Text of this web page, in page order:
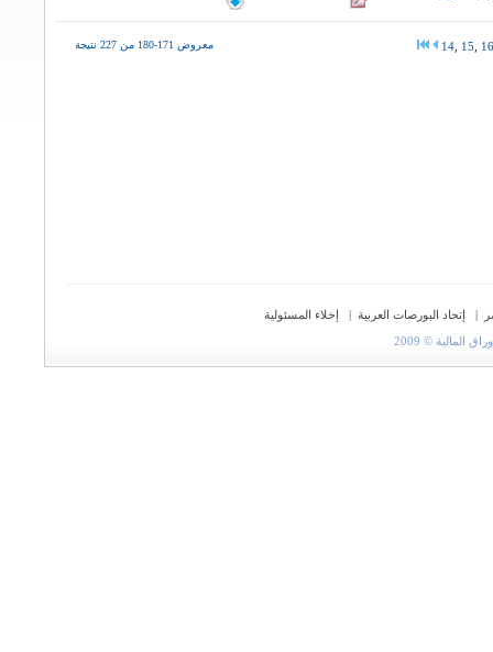
معروض 171-180 من 227 نتيجة 14 15 16
| إتحاد البورصات العربية |
إخلاء المسئولية
© 2009